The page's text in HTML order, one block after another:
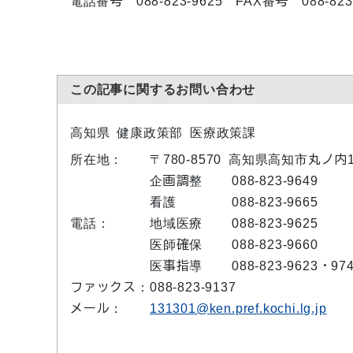
この記事に関するお問い合わせ
高知県 健康政策部 医療政策課
所在地： 〒780-8570 高知県高知市丸ノ内
電話：
企画調整
088-823-9649
看護
088-823-9665
地域医療
088-823-9625
医師確保
088-823-9660
医事指導
088-823-9623・
ファックス： 088-823-9137
メール：
131301@ken.pref.kochi.lg.jp